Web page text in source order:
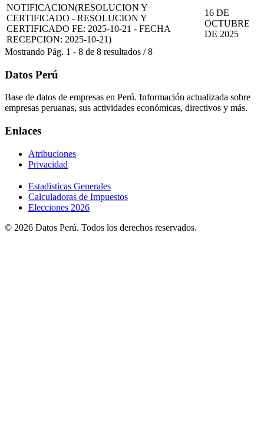
NOTIFICACION(RESOLUCION Y
CERTIFICADO - RESOLUCION Y
CERTIFICADO FE: 2025-10-21 - FECHA
RECEPCION: 2025-10-21)
16 DE
OCTUBRE
DE 2025
Mostrando Pág. 1 - 8 de 8 resultados /8
Datos Perú
Base de datos de empresas en Perú. Información actualizada sobre
empresas peruanas, sus actividades económicas, directivos y más.
Enlaces
Atribuciones
Privacidad
Estadisticas Generales
Calculadoras de Impuestos
Elecciones 2026
© 2026 Datos Perú. Todos los derechos reservados.